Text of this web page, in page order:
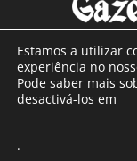
Com sede nas
Estamos a utilizar
experiência no
Pode saber mais
desactivá-los em
.